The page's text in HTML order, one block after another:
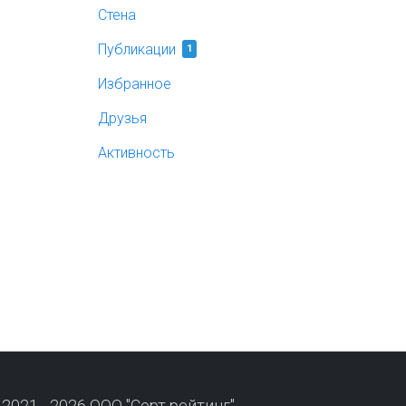
Стена
Публикации
1
Избранное
Друзья
Активность